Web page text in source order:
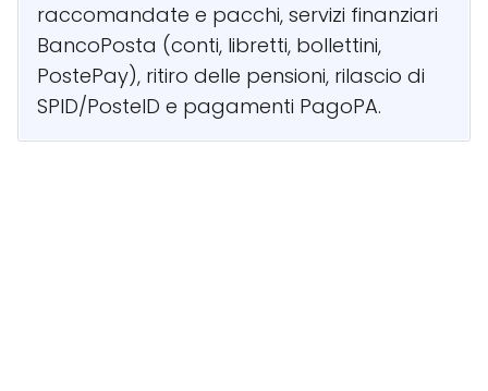
raccomandate e pacchi, servizi finanziari
BancoPosta (conti, libretti, bollettini,
PostePay), ritiro delle pensioni, rilascio di
SPID/PosteID e pagamenti PagoPA.